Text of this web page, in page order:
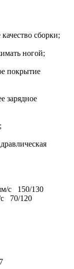
сборки;
ногой;
покрытие
зарядное
с
150/130
70/120